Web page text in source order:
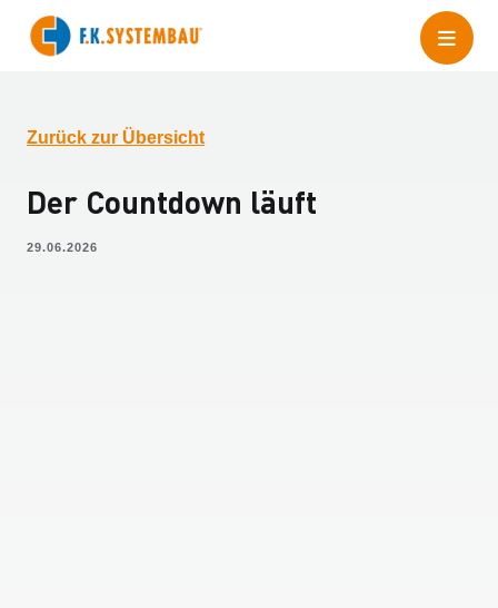
Zurück zur Übersicht
Der Countdown läuft
29.06.2026